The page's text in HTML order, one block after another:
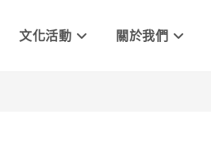
文化活動 關於我們